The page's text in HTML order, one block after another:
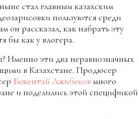
стал главным казахским
пользуются среди
он рассказал, как набрать эту
бы как у влогера.
Именно эти два неравнозначных
в Казахстане. Продюсер
Бекентай Ажибеков много
и поделились этой спецификой